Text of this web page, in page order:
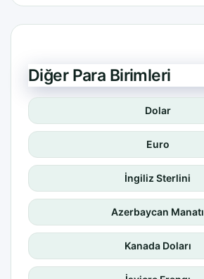
Diğer Para Birimleri
Dolar
Euro
İngiliz Sterlini
Azerbaycan Manatı
Kanada Doları